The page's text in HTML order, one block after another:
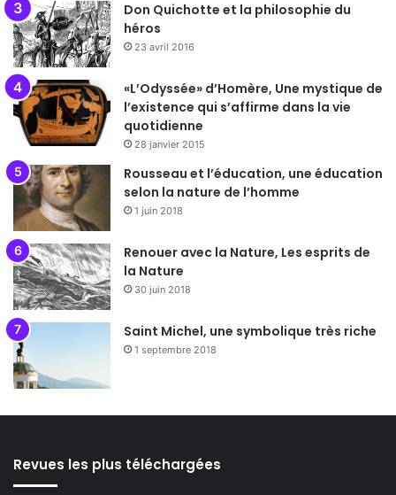
Don Quichotte et la philosophie du
héros
23 avril 2016
«L’Odyssée» d’Homère, Une mystique de
l’existence qui s’affirme dans la vie
quotidienne
28 janvier 2015
Rousseau et l’éducation, une éducation
selon la nature de l’homme
1 juin 2018
Renouer avec la Nature, Les esprits de
la Nature
30 juin 2018
Saint Michel, une symbolique très riche
1 septembre 2018
Revues les plus téléchargées